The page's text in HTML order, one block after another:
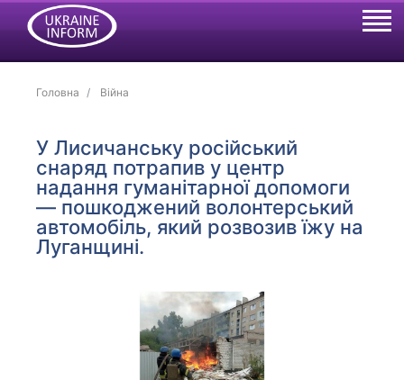
Головна Війна
У Лисичанську російський
снаряд потрапив у центр
надання гуманітарної допомоги
— пошкоджений волонтерський
автомобіль, який розвозив їжу на
Луганщині.